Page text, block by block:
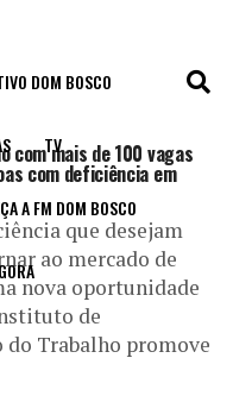
DOM BOSCO
TV
A FM DOM BOSCO
"feirão"
com mais de 100 vagas
com deficiência em
que desejam
ao mercado de
nova oportunidade
de
Trabalho promove